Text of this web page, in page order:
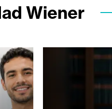
Wiener